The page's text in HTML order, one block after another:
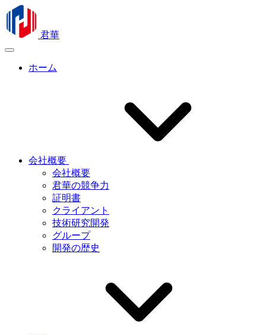
君華
ホーム
会社概要
会社概要
君華の競争力
証明書
クライアント
技術研究開発
グループ
開発の歴史